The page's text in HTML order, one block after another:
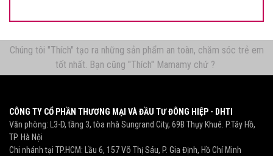
Chúng tôi "Thích" tạo ra những sản phẩm an toàn, chăm sóc trẻ em
tốt nhất. Bạn cũng "Thích" Mamamy chứ ?
CÔNG TY CỔ PHẦN THƯƠNG MẠI VÀ ĐẦU TƯ ĐÔNG HIỆP - DHTI
Văn phòng: L3-D, tầng 3, tòa nhà Sungrand City, 69B Thụy Khuê. P.Tây Hồ,
TP. Hà Nội
Chi nhánh tại TP.HCM: Lầu 6, 157 Võ Thị Sáu, P. Gia Định, Hồ Chí Minh